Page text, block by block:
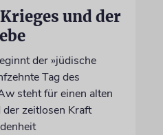
und der
der »jüdische
Tag des
steht für einen alten
zeitlosen Kraft